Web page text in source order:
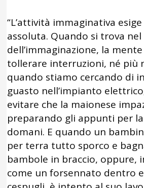
“L’attività immaginativa
assoluta. Quando si trova
dell’immaginazione, la
tollerare interruzioni, né più
quando stiamo cercando di
guasto nell’impianto
evitare che la maionese
preparando gli appunti per
domani. E quando un
per terra tutto sporco e
bambole in braccio, oppure,
come un forsennato dentro